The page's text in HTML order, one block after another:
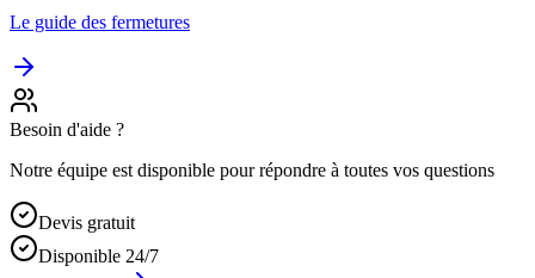
Le guide des fermetures
Besoin d'aide ?
Notre équipe est disponible pour répondre à toutes vos questions
Devis gratuit
Disponible 24/7